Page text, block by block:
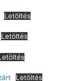
Letöltés
Letöltés
Letöltés